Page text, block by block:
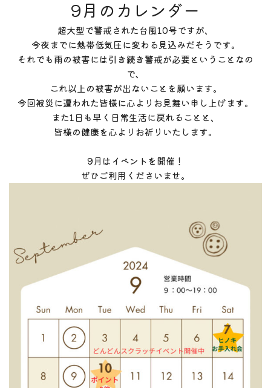
9月のカレンダー
超大型で警戒された台風10号ですが、
今夜までに熱帯低気圧に変わる見込みだそうです。
それでも雨の被害には引き続き警戒が必要ということなの
で、
これ以上の被害が出ないことを願います。
今回被災に遭われた皆様に心よりお見舞い申し上げます。
また1日も早く日常生活に戻れることと、
皆様の健康を心よりお祈りいたします。
9月はイベントを開催！
ぜひご利用くださいませ。